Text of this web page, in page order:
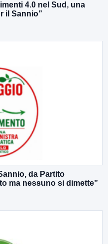
4.0 nel Sud, una
il Sannio”
da Partito
ma nessuno si dimette”